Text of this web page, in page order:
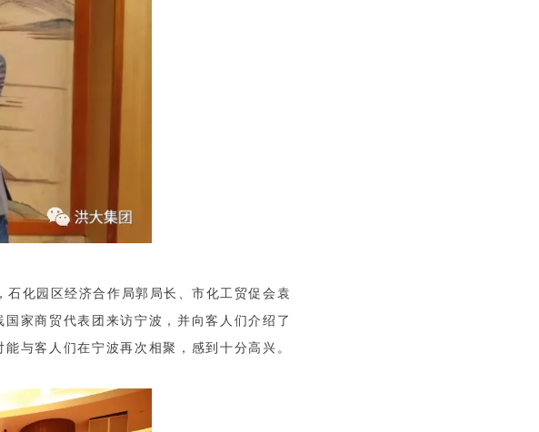
化园区经济合作局郭局长、市化工贸促会袁
家商贸代表团来访宁波，并向客人们介绍了
与客人们在宁波再次相聚，感到十分高兴。